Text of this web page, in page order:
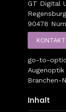
GT Digital
90478
KONTAKT
go-to-
Branchen-
Inhalt